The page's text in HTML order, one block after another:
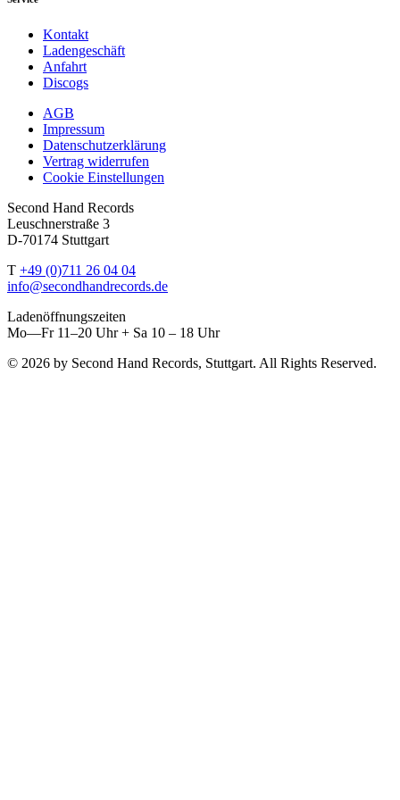
Kontakt
Ladengeschäft
Anfahrt
Discogs
AGB
Impressum
Datenschutzerklärung
Vertrag widerrufen
Cookie Einstellungen
Second Hand Records
Leuschnerstraße 3
D-70174 Stuttgart
T +49 (0)711 26 04 04
info@secondhandrecords.de
Ladenöffnungszeiten
Mo—Fr 11–20 Uhr + Sa 10 – 18 Uhr
© 2026 by Second Hand Records, Stuttgart. All Rights Reserved.